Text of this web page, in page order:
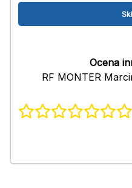
Ocena
RF MONTER